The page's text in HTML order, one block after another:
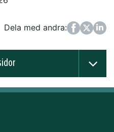
Dela med andra:
FacebookTwitter
LinkedIn